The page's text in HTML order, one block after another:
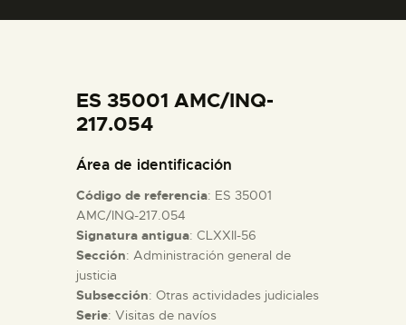
COLECCIONES
ESPAÑOL
PREPARAR LA VISITA
ACTIVIDADES
ES 35001 AMC/INQ-
217.054
Área de identificación
Código de referencia: ES 35001
AMC/INQ-217.054
Signatura antigua: CLXXII-56
Sección: Administración general de
justicia
Subsección: Otras actividades judiciales
Serie: Visitas de navíos